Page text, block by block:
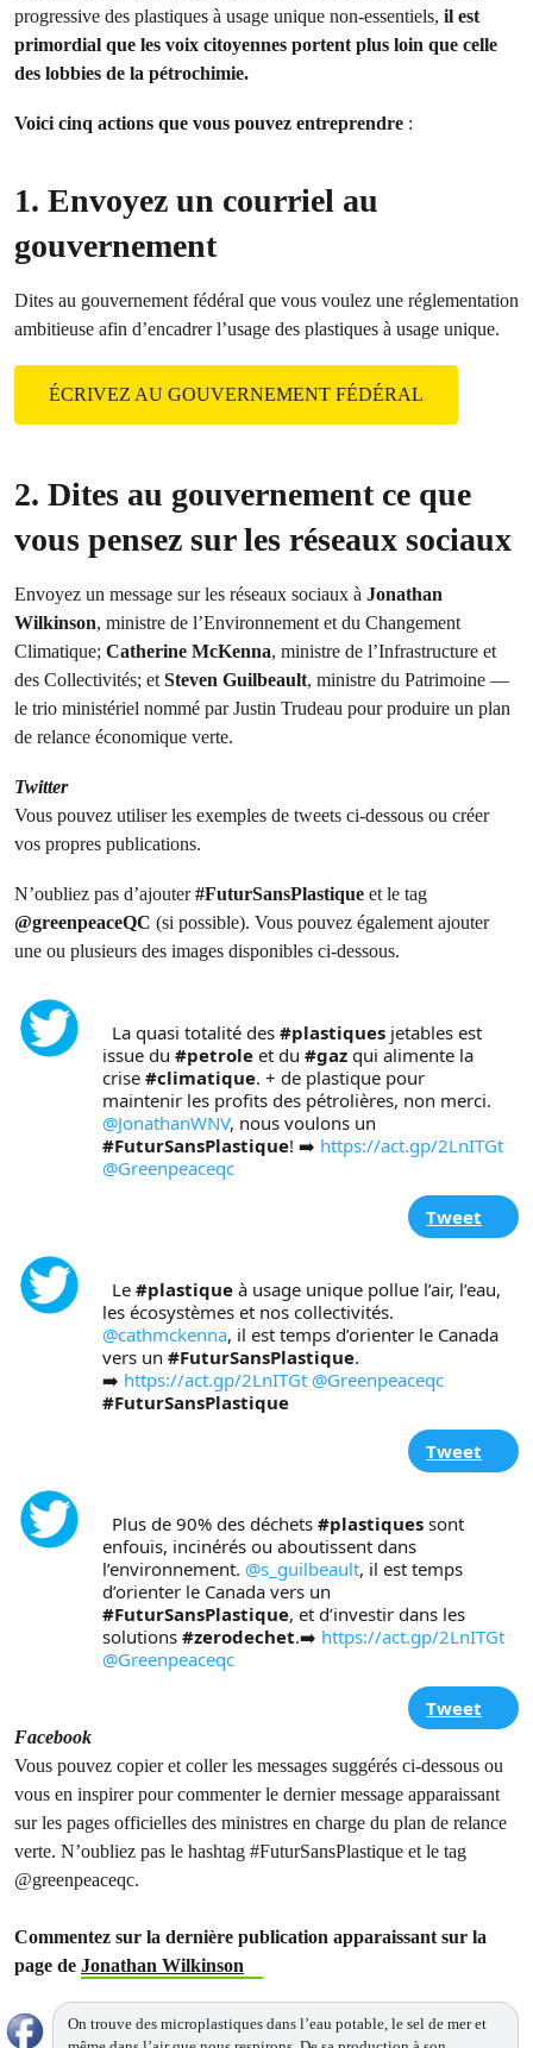
progressive des plastiques à usage unique non-essentiels, il est
primordial que les voix citoyennes portent plus loin que celle
des lobbies de la pétrochimie.
Voici cinq actions que vous pouvez entreprendre :
1. Envoyez un courriel au
gouvernement
Dites au gouvernement fédéral que vous voulez une réglementation
ambitieuse afin d’encadrer l’usage des plastiques à usage unique.
ÉCRIVEZ AU GOUVERNEMENT FÉDÉRAL
2. Dites au gouvernement ce que
vous pensez sur les réseaux sociaux
Envoyez un message sur les réseaux sociaux à Jonathan
Wilkinson, ministre de l’Environnement et du Changement
Climatique; Catherine McKenna, ministre de l’Infrastructure et
des Collectivités; etSteven Guilbeault, ministre du Patrimoine —
le trio ministériel nommé par Justin Trudeau pour produire un plan
de relance économique verte.
Twitter
Vous pouvez utiliser les exemples de tweets ci-dessous ou créer
vos propres publications.
N’oubliez pas d’ajouter#FuturSansPlastique et le tag
@greenpeaceQC (si possible). Vous pouvez également ajouter
une ou plusieurs des images disponibles ci-dessous.
  La quasi totalité des
#plastiques jetables est
issue du #petrole et du #gaz qui alimente la
crise #climatique. + de plastique pour
@JonathanWNV
#FuturSansPlastique! ➡️ https://act.gp/2LnITGt
@Greenpeaceqc
Tweet
  Le
#plastique à usage unique pollue l’air, l’eau,
@cathmckenna, il est temps d’orienter le Canada
vers un #FuturSansPlastique.
➡️ https://act.gp/2LnITGt @Greenpeaceqc
#FuturSansPlastique
Tweet
  Plus de 90% des déchets
#plastiques sont
enfouis, incinérés ou aboutissent dans
l’environnement. @s_guilbeault, il est temps
#FuturSansPlastique, et d’investir dans les
solutions #zerodechet.➡️ https://act.gp/2LnITGt
@Greenpeaceqc
Tweet
Facebook
Vous pouvez copier et coller les messages suggérés ci-dessous ou
vous en inspirer pour commenter le dernier message apparaissant
sur les pages officielles des ministres en charge du plan de relance
verte. N’oubliez pas le hashtag #FuturSansPlastique et le tag
@greenpeaceqc.
Commentez sur la dernière publication apparaissant sur la
page de Jonathan Wilkinson
On trouve des microplastiques dans l’eau potable, le sel de mer et